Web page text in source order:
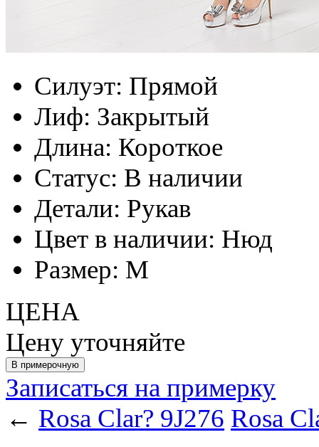
Силуэт: Прямой
Лиф: Закрытый
Длина: Короткое
Статус: В наличии
Детали: Рукав
Цвет в наличии: Нюд
Размер: M
ЦЕНА
Цену уточняйте
Записаться на примерку
← Rosa Clar? 9J276 Rosa